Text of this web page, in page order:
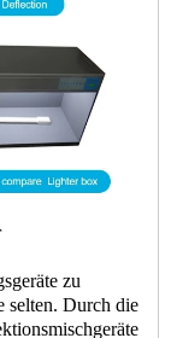
zu
selten. Durch die